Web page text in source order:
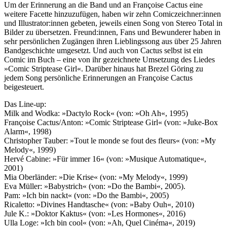
Um der Erinnerung an die Band und an Françoise Cactus eine
weitere Facette hinzuzufügen, haben wir zehn Comiczeichner:innen
und Illustrator:innen gebeten, jeweils einen Song von Stereo Total in
Bilder zu übersetzen. Freund:innen, Fans und Bewunderer haben in
sehr persönlichen Zugängen ihren Lieblingssong aus über 25 Jahren
Bandgeschichte umgesetzt. Und auch von Cactus selbst ist ein
Comic im Buch – eine von ihr gezeichnete Umsetzung des Liedes
»Comic Striptease Girl«. Darüber hinaus hat Brezel Göring zu
jedem Song persönliche Erinnerungen an Françoise Cactus
beigesteuert.
Das Line-up:
Milk and Wodka: »Dactylo Rock« (von: »Oh Ah«, 1995)
Françoise Cactus/Anton: »Comic Striptease Girl« (von: »Juke-Box
Alarm«, 1998)
Christopher Tauber: »Tout le monde se fout des fleurs« (von: »My
Melody«, 1999)
Hervé Cabine: »Für immer 16« (von: »Musique Automatique«,
2001)
Mia Oberländer: »Die Krise« (von: »My Melody«, 1999)
Eva Müller: »Babystrich« (von: »Do the Bambi«, 2005).
Pam: »Ich bin nackt« (von: »Do the Bambi«, 2005)
Ricaletto: »Divines Handtasche« (von: »Baby Ouh«, 2010)
Jule K.: »Doktor Kaktus« (von: »Les Hormones«, 2016)
Ulla Loge: »Ich bin cool« (von: »Ah, Quel Cinéma«, 2019)